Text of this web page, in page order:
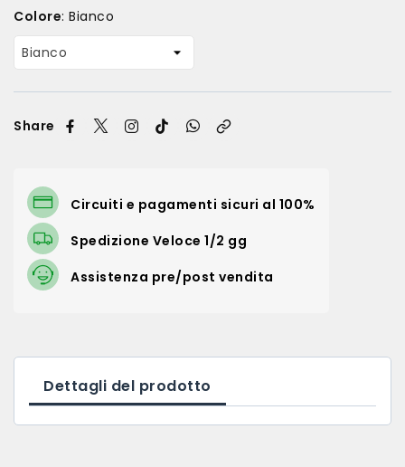
Colore: Bianco
Share
Circuiti e pagamenti sicuri al 100%
Spedizione Veloce 1/2 gg
Assistenza pre/post vendita
Dettagli del prodotto